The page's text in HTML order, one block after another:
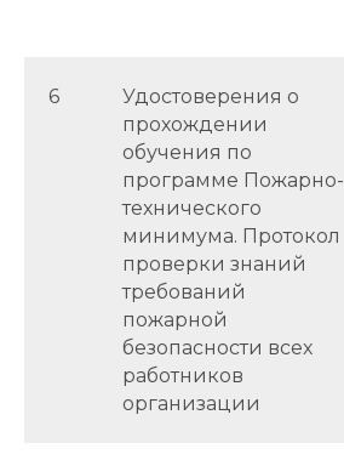
6
Удостоверения о
прохождении
обучения по
программе Пожарно-
технического
минимума. Протокол
проверки знаний
требований
пожарной
безопасности всех
работников
организации